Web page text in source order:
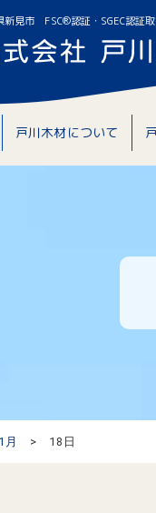
新見市 FSC®認証・SGEC認証
戸川木材について
月 > 18日